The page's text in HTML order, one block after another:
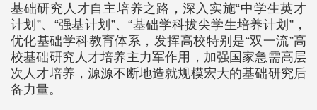
基础研究人才自主培养之路，深入实施“中学生英才
计划”、“强基计划”、“基础学科拔尖学生培养计划”，
优化基础学科教育体系，发挥高校特别是“双一流”高
校基础研究人才培养主力军作用，加强国家急需高层
次人才培养，源源不断地造就规模宏大的基础研究后
备力量。